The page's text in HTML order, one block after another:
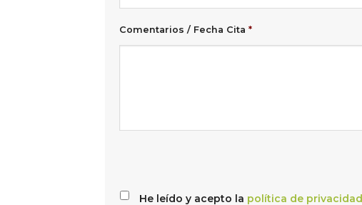
Comentarios / Fecha Cita *
He leído y acepto la política de privacidad